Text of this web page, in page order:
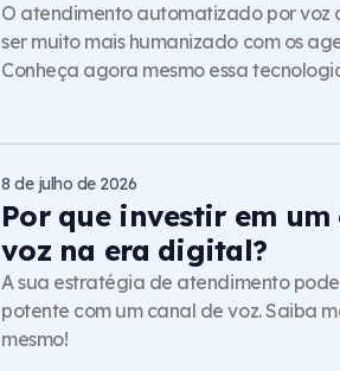
O atendimento automatizado por voz
ser muito mais humanizado com os
Conheça agora mesmo essa
Por que investir em um
voz na era digital?
8 de julho de 2026
A sua estratégia de atendimento
potente com um canal de voz. Saiba
mesmo!